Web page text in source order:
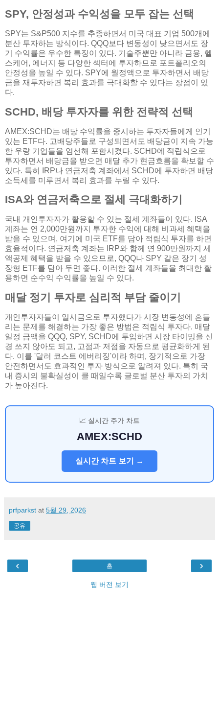
SPY, 안정성과 수익성을 모두 잡는 선택
SPY는 S&P500 지수를 추종하면서 미국 대표 기업 500개에
분산 투자하는 방식이다. QQQ보다 변동성이 낮으면서도 장
기 수익률은 우수한 특징이 있다. 기술주뿐만 아니라 금융, 헬
스케어, 에너지 등 다양한 섹터에 투자하므로 포트폴리오의
안정성을 높일 수 있다. SPY에 월정액으로 투자하면서 배당
금을 재투자하면 복리 효과를 극대화할 수 있다는 장점이 있
다.
SCHD, 배당 투자자를 위한 전략적 선택
AMEX:SCHD는 배당 수익률을 중시하는 투자자들에게 인기
있는 ETF다. 고배당주들로 구성되면서도 배당금이 지속 가능
한 우량 기업들을 엄선해 포함시켰다. SCHD에 적립식으로
투자하면서 배당금을 받으면 매달 추가 현금흐름을 확보할 수
있다. 특히 IRP나 연금저축 계좌에서 SCHD에 투자하면 배당
소득세를 미루면서 복리 효과를 누릴 수 있다.
ISA와 연금저축으로 절세 극대화하기
국내 개인투자자가 활용할 수 있는 절세 계좌들이 있다. ISA
계좌는 연 2,000만원까지 투자한 수익에 대해 비과세 혜택을
받을 수 있으며, 여기에 미국 ETF를 담아 적립식 투자를 하면
효율적이다. 연금저축 계좌는 IRP와 함께 연 900만원까지 세
액공제 혜택을 받을 수 있으므로, QQQ나 SPY 같은 장기 성
장형 ETF를 담아 두면 좋다. 이러한 절세 계좌들을 최대한 활
용하면 순수익 수익률을 높일 수 있다.
매달 정기 투자로 심리적 부담 줄이기
개인투자자들이 일시금으로 투자했다가 시장 변동성에 흔들
리는 문제를 해결하는 가장 좋은 방법은 적립식 투자다. 매달
일정 금액을 QQQ, SPY, SCHD에 투입하면 시장 타이밍을 신
경 쓰지 않아도 되고, 고점과 저점을 자동으로 평균화하게 된
다. 이를 '달러 코스트 에버리징'이라 하며, 장기적으로 가장
안전하면서도 효과적인 투자 방식으로 알려져 있다. 특히 국
내 증시의 불확실성이 클 때일수록 글로벌 분산 투자의 가치
가 높아진다.
📈 실시간 주가 차트
AMEX:SCHD
실시간 차트 보기 →
prfparkst at 5월 29, 2026
공유
‹ ›
홈
웹 버전 보기